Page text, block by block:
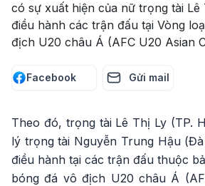
có sự xuất hiện của nữ trọng tài Lê
điều hành các trận đấu tại Vòng
địch U20 châu Á (AFC U20 Asian
Facebook Gửi mail
Theo đó, trọng tài Lê Thị Ly (TP.
lý trọng tài Nguyễn Trung Hậu
điều hành tại các trận đấu thuộc
bóng đá vô địch U20 châu Á